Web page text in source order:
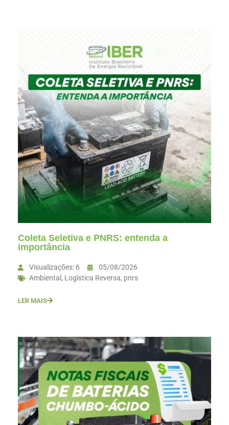
Coleta Seletiva e PNRS: entenda a
importância
Visualizações: 6
05/08/2026
Ambiental , Logística Reversa, pnrs
LER MAIS